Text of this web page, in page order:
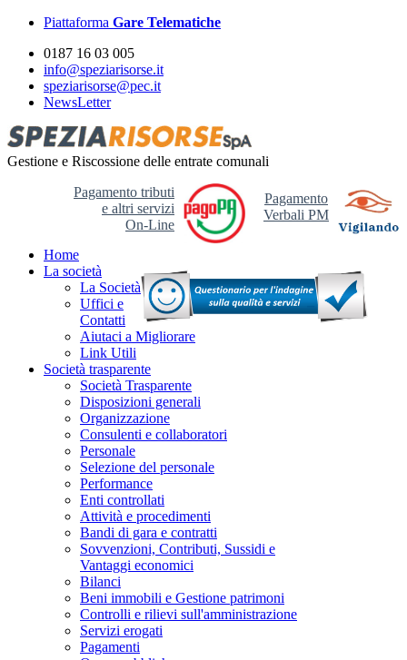
Piattaforma Gare Telematiche
0187 16 03 005
info@speziarisorse.it
speziarisorse@pec.it
NewsLetter
Gestione e Riscossione delle entrate comunali
Pagamento
Verbali PM
Pagamento tributi
e altri servizi
On-Line
Home
La società
La Società
Uffici e
Contatti
Aiutaci a Migliorare
Link Utili
Società trasparente
Società Trasparente
Disposizioni generali
Organizzazione
Consulenti e collaboratori
Personale
Selezione del personale
Performance
Enti controllati
Attività e procedimenti
Bandi di gara e contratti
Sovvenzioni, Contributi, Sussidi e
Vantaggi economici
Bilanci
Beni immobili e Gestione patrimoni
Controlli e rilievi sull'amministrazione
Servizi erogati
Pagamenti